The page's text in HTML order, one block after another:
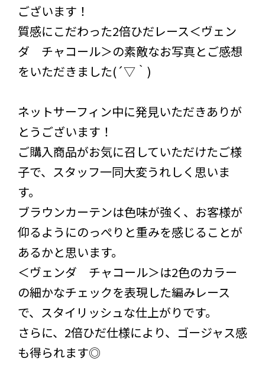
ございます！
質感にこだわった2倍ひだレース＜ヴェン
ダ チャコール＞の素敵なお写真とご感想
をいただきました(´▽｀)
ネットサーフィン中に発見いただきありが
とうございます！
ご購入商品がお気に召していただけたご様
子で、スタッフ一同大変うれしく思いま
す。
ブラウンカーテンは色味が強く、お客様が
仰るようにのっぺりと重みを感じることが
あるかと思います。
＜ヴェンダ チャコール＞は2色のカラー
の細かなチェックを表現した編みレース
で、スタイリッシュな仕上がりです。
さらに、2倍ひだ仕様により、ゴージャス感
も得られます◎